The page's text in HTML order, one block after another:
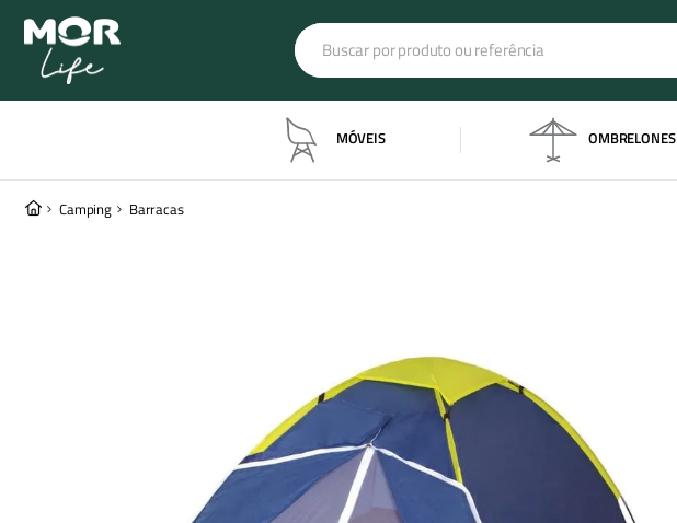
Buscar por produto ou referência
MÓVEIS OMBRELONES
Camping Barracas
Termos mais buscados
º banqueta industrial
2º barraca luna
7º ombrelone
lanterna
9º 4 pessoas
carregador portátil